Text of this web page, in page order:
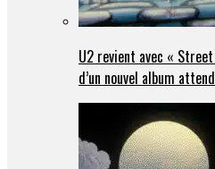
U2 revient avec «
d’un nouvel album